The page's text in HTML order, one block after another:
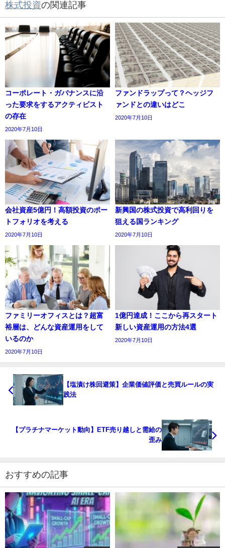
株式投資の関連記事
コーポレート・ガバナンスに沿
った要求をするアクティビスト
の存在
2020年7月10日
ファンドラップって？ヘッジフ
ァンドとの違いはどこ
2020年7月10日
会社資産5億円！高額投資のポー
トフォリオを考える
2020年7月10日
新興国の株式投資で高利回りを
狙える国ランキング
2020年7月10日
ファミリーオフィスとは？超富
裕層は、どんな資産運用をして
いるのか
2020年7月10日
1億円達成！ここから再スタート
新しい資産運用の方法4選
2020年7月10日
【塩漬け株回避策】企業価値評価と売買ルールの実
践法
【プラチナマーケット動向】ETF売り越しと需給の
歪み
おすすめの記事